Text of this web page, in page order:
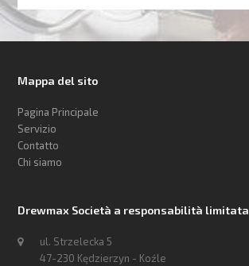
Mappa del sito
Pagina Principale
Servizio
Contatto
Chi siamo
Drewmax Società a responsabilità limitata
ul. Strzelecka 5
47-230 Kędzierzyn - Koźle